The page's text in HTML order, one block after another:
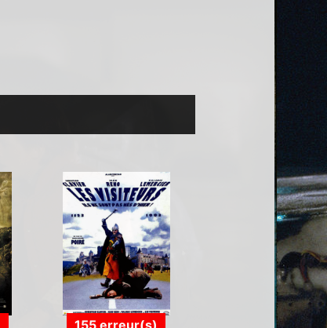
155 erreur(s)